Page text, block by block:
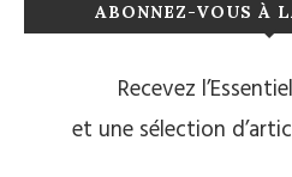
ABONNEZ-VOUS À
Recevez
et une sélection